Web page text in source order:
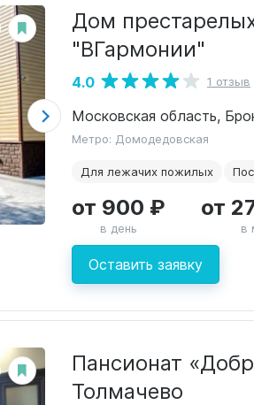
Дом
"ВГармонии"
4.0 1 отзыв
Метро: Домодедовская
Для лежачих пожилых
Оставить заявку
от 900 ₽
в день
от
в
Пансионат
Толмачево